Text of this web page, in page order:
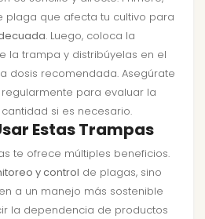
plaga que afecta tu cultivo para
. Luego, coloca la
la trampa y distribúyelas en el
dosis recomendada. Asegúrate
para evaluar la
si es necesario.
Estas Trampas
te ofrece múltiples beneficios.
y control de plagas, sino
a un manejo más sostenible
la dependencia de productos